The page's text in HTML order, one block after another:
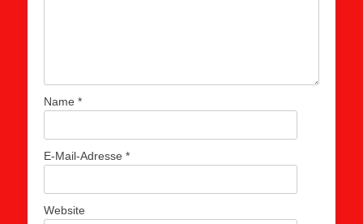
Name *
E-Mail-Adresse *
Website